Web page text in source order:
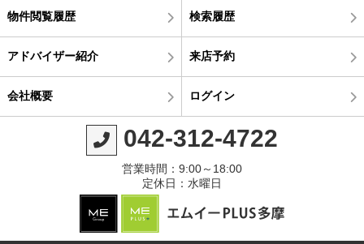
物件閲覧履歴 検索履歴
アドバイザー紹介 来店予約
会社概要 ログイン
042-312-4722
営業時間：9:00～18:00
定休日：水曜日